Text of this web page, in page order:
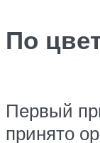
По
Первый
принято